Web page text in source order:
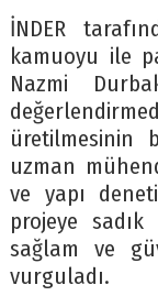
İNDER
kamuoyu ile
Nazmi
üretilmesinin
uzman
ve yapı
projeye
sağlam ve
vurguladı.